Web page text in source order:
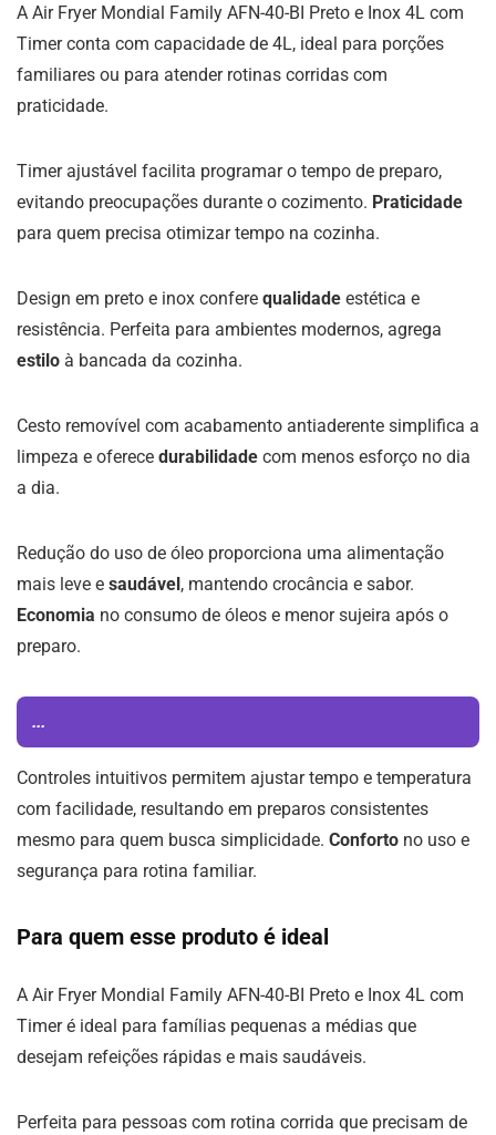
A Air Fryer Mondial Family AFN-40-BI Preto e Inox 4L com
Timer conta com capacidade de 4L, ideal para porções
familiares ou para atender rotinas corridas com
praticidade.
Timer ajustável facilita programar o tempo de preparo,
evitando preocupações durante o cozimento. Praticidade
para quem precisa otimizar tempo na cozinha.
Design em preto e inox confere qualidade estética e
resistência. Perfeita para ambientes modernos, agrega
estilo à bancada da cozinha.
Cesto removível com acabamento antiaderente simplifica a
limpeza e oferece durabilidade com menos esforço no dia
a dia.
Redução do uso de óleo proporciona uma alimentação
mais leve e saudável, mantendo crocância e sabor.
Economia no consumo de óleos e menor sujeira após o
preparo.
...
Controles intuitivos permitem ajustar tempo e temperatura
com facilidade, resultando em preparos consistentes
mesmo para quem busca simplicidade. Conforto no uso e
segurança para rotina familiar.
Para quem esse produto é ideal
A Air Fryer Mondial Family AFN-40-BI Preto e Inox 4L com
Timer é ideal para famílias pequenas a médias que
desejam refeições rápidas e mais saudáveis.
Perfeita para pessoas com rotina corrida que precisam de